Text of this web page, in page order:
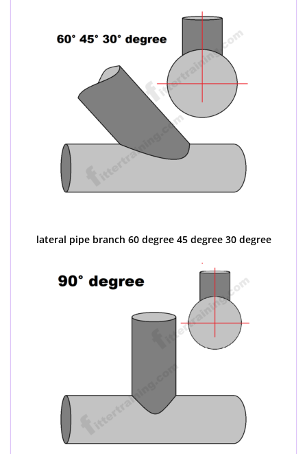
lateral pipe branch 60 degree 45 degree 30 degree